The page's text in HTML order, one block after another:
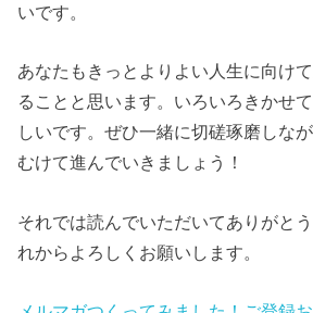
いです。
あなたもきっとよりよい人生に向け
ることと思います。いろいろきかせ
しいです。ぜひ一緒に切磋琢磨しな
むけて進んでいきましょう！
それでは読んでいただいてありがと
れからよろしくお願いします。